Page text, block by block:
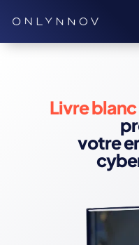
Livre
votre